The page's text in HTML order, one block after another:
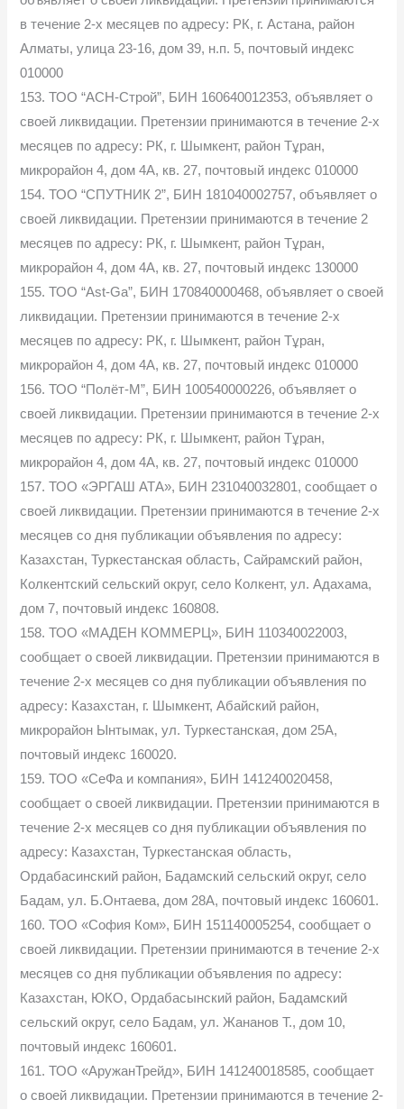
в течение 2-х месяцев по адресу: РК, г. Астана, район
Алматы, улица 23-16, дом 39, н.п. 5, почтовый индекс
010000
153. ТОО “ACH-Строй”, БИН 160640012353, объявляет о
своей ликвидации. Претензии принимаются в течение 2-х
месяцев по адресу: РК, г. Шымкент, район Тұран,
микрорайон 4, дом 4А, кв. 27, почтовый индекс 010000
154. ТОО “СПУТНИК 2”, БИН 181040002757, объявляет о
своей ликвидации. Претензии принимаются в течение 2
месяцев по адресу: РК, г. Шымкент, район Тұран,
микрорайон 4, дом 4А, кв. 27, почтовый индекс 130000
155. ТОО “Ast-Ga”, БИН 170840000468, объявляет о своей
ликвидации. Претензии принимаются в течение 2-х
месяцев по адресу: РК, г. Шымкент, район Тұран,
микрорайон 4, дом 4А, кв. 27, почтовый индекс 010000
156. ТОО “Полёт-М”, БИН 100540000226, объявляет о
своей ликвидации. Претензии принимаются в течение 2-х
месяцев по адресу: РК, г. Шымкент, район Тұран,
микрорайон 4, дом 4А, кв. 27, почтовый индекс 010000
157. ТОО «ЭРГАШ АТА», БИН 231040032801, сообщает о
своей ликвидации. Претензии принимаются в течение 2-х
месяцев со дня публикации объявления по адресу:
Казахстан, Туркестанская область, Сайрамский район,
Колкентский сельский округ, село Колкент, ул. Адахама,
дом 7, почтовый индекс 160808.
158. ТОО «МАДЕН КОММЕРЦ», БИН 110340022003,
сообщает о своей ликвидации. Претензии принимаются в
течение 2-х месяцев со дня публикации объявления по
адресу: Казахстан, г. Шымкент, Абайский район,
микрорайон Ынтымак, ул. Туркестанская, дом 25А,
почтовый индекс 160020.
159. ТОО «СеФа и компания», БИН 141240020458,
сообщает о своей ликвидации. Претензии принимаются в
течение 2-х месяцев со дня публикации объявления по
адресу: Казахстан, Туркестанская область,
Ордабасинский район, Бадамский сельский округ, село
Бадам, ул. Б.Онтаева, дом 28А, почтовый индекс 160601.
160. ТОО «София Ком», БИН 151140005254, сообщает о
своей ликвидации. Претензии принимаются в течение 2-х
месяцев со дня публикации объявления по адресу:
Казахстан, ЮКО, Ордабасынский район, Бадамский
сельский округ, село Бадам, ул. Жананов Т., дом 10,
почтовый индекс 160601.
161. ТОО «АружанТрейд», БИН 141240018585, сообщает
о своей ликвидации. Претензии принимаются в течение 2-